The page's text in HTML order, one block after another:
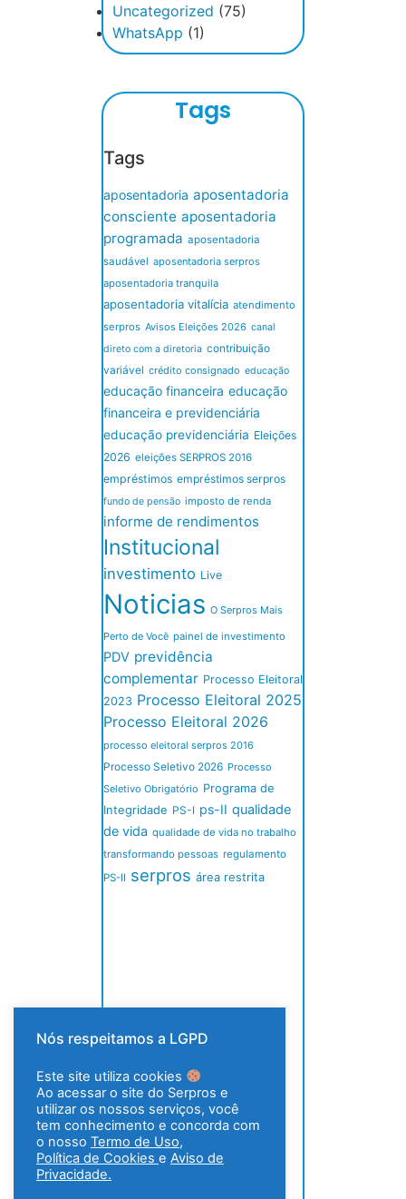
Uncategorized (75)
WhatsApp (1)
Tags
Tags
aposentadoria aposentadoria
consciente aposentadoria
programada aposentadoria
saudável aposentadoria serpros
aposentadoria tranquila
aposentadoria vitalícia atendimento
serpros Avisos Eleições 2026 canal
direto com a diretoria contribuição
variável crédito consignado educação
educação financeira educação
financeira e previdenciária
educação previdenciária Eleições
2026 eleições SERPROS 2016
empréstimos empréstimos serpros
fundo de pensão imposto de renda
informe de rendimentos
Institucional
investimento Live
Noticias O Serpros Mais
Perto de Você painel de investimento
PDV previdência
complementar Processo Eleitoral
2023 Processo Eleitoral 2025
Processo Eleitoral 2026
processo eleitoral serpros 2016
Processo Seletivo 2026 Processo
Seletivo Obrigatório Programa de
Integridade PS-I ps-II qualidade
de vida qualidade de vida no trabalho
transformando pessoas regulamento
PS-II serpros área restrita
Nós respeitamos a LGPD
Este site utiliza cookies
Ao acessar o site do Serpros e
utilizar os nossos serviços, você
tem conhecimento e concorda com
o nosso Termo de Uso,
Política de Cookies e Aviso de
Privacidade.